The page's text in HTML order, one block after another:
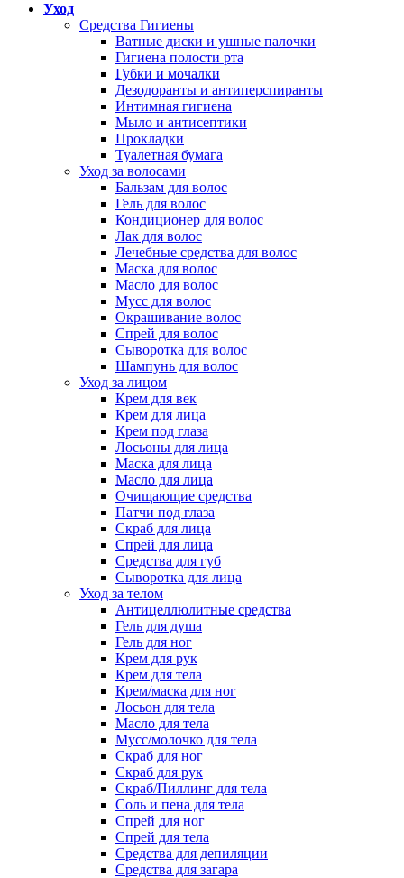
Уход
Средства Гигиены
Ватные диски и ушные палочки
Гигиена полости рта
Губки и мочалки
Дезодоранты и антиперспиранты
Интимная гигиена
Мыло и антисептики
Прокладки
Туалетная бумага
Уход за волосами
Бальзам для волос
Гель для волос
Кондиционер для волос
Лак для волос
Лечебные средства для волос
Маска для волос
Масло для волос
Мусс для волос
Окрашивание волос
Спрей для волос
Сыворотка для волос
Шампунь для волос
Уход за лицом
Крем для век
Крем для лица
Крем под глаза
Лосьоны для лица
Маска для лица
Масло для лица
Очищающие средства
Патчи под глаза
Скраб для лица
Спрей для лица
Средства для губ
Сыворотка для лица
Уход за телом
Антицеллюлитные средства
Гель для душа
Гель для ног
Крем для рук
Крем для тела
Крем/маска для ног
Лосьон для тела
Масло для тела
Мусс/молочко для тела
Скраб для ног
Скраб для рук
Скраб/Пиллинг для тела
Соль и пена для тела
Спрей для ног
Спрей для тела
Средства для депиляции
Средства для загара